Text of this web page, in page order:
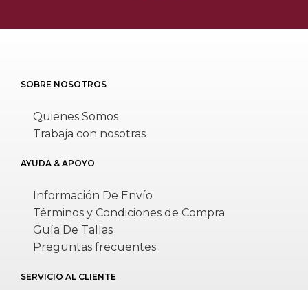
SOBRE NOSOTROS
Quienes Somos
Trabaja con nosotras
AYUDA & APOYO
Información De Envío
Términos y Condiciones de Compra
Guía De Tallas
Preguntas frecuentes
SERVICIO AL CLIENTE